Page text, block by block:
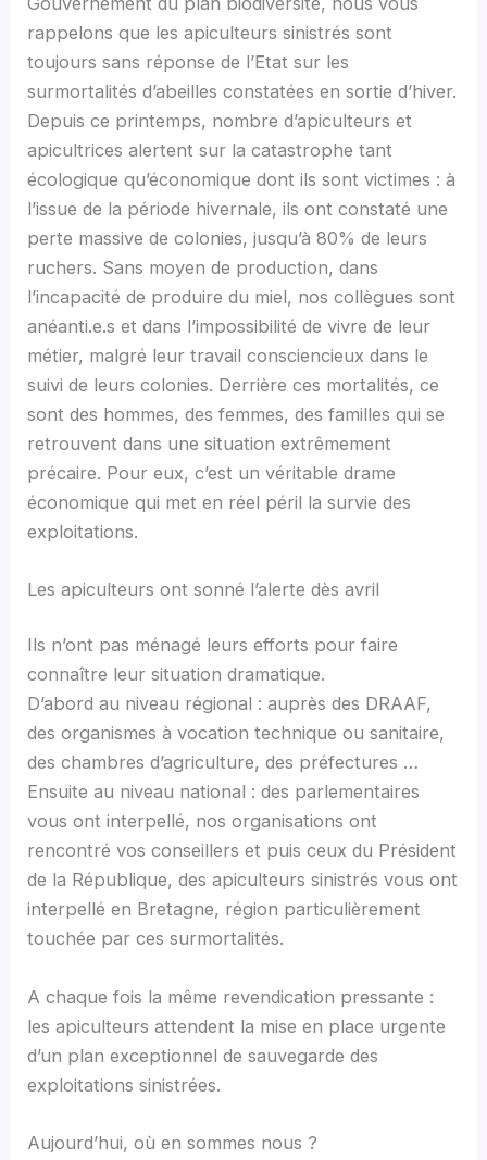
rappelons que les apiculteurs sinistrés sont
toujours sans réponse de l’Etat sur les
surmortalités d’abeilles constatées en sortie d’hiver.
Depuis ce printemps, nombre d’apiculteurs et
apicultrices alertent sur la catastrophe tant
écologique qu’économique dont ils sont victimes : à
l’issue de la période hivernale, ils ont constaté une
perte massive de colonies, jusqu’à 80% de leurs
ruchers. Sans moyen de production, dans
l’incapacité de produire du miel, nos collègues sont
anéanti.e.s et dans l’impossibilité de vivre de leur
métier, malgré leur travail consciencieux dans le
suivi de leurs colonies. Derrière ces mortalités, ce
sont des hommes, des femmes, des familles qui se
retrouvent dans une situation extrêmement
précaire. Pour eux, c’est un véritable drame
économique qui met en réel péril la survie des
exploitations.
Les apiculteurs ont sonné l’alerte dès avril
Ils n’ont pas ménagé leurs efforts pour faire
connaître leur situation dramatique.
D’abord au niveau régional : auprès des DRAAF,
des organismes à vocation technique ou sanitaire,
des chambres d’agriculture, des préfectures …
Ensuite au niveau national : des parlementaires
vous ont interpellé, nos organisations ont
rencontré vos conseillers et puis ceux du Président
de la République, des apiculteurs sinistrés vous ont
interpellé en Bretagne, région particulièrement
touchée par ces surmortalités.
A chaque fois la même revendication pressante :
les apiculteurs attendent la mise en place urgente
d’un plan exceptionnel de sauvegarde des
exploitations sinistrées.
Aujourd’hui, où en sommes nous ?